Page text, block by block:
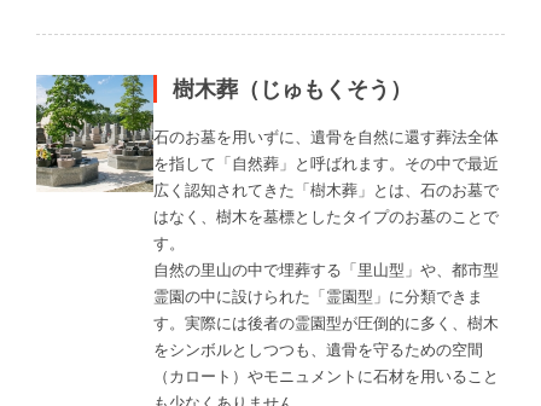
樹木葬（じゅもくそう）
石のお墓を用いずに、遺骨を自然に還す葬法全体
を指して「自然葬」と呼ばれます。その中で最近
広く認知されてきた「樹木葬」とは、石のお墓で
はなく、樹木を墓標としたタイプのお墓のことで
す。
自然の里山の中で埋葬する「里山型」や、都市型
霊園の中に設けられた「霊園型」に分類できま
す。実際には後者の霊園型が圧倒的に多く、樹木
をシンボルとしつつも、遺骨を守るための空間
（カロート）やモニュメントに石材を用いること
も少なくありません。